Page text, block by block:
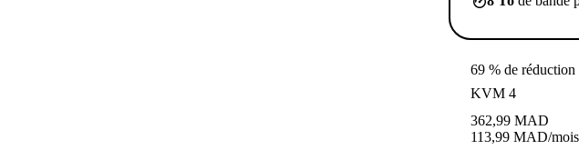
69 % de réduction
KVM 4
362,99 MAD
113,99 MAD/mois